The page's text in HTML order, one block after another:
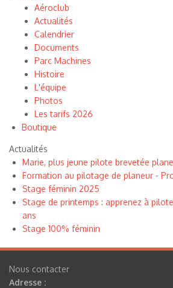
Aéroclub
Actualités
Calendrier
Documents
Parc Machines
Histoire
L'équipe
Photos
Les tarifs 2026
Boutique
Actualités
Marie, plus jeune pilote brevetée
Formation au pilotage de planeur -
Stage féminin 2025
Stage de printemps : apprenez à
ans
Stage 100% féminin
Nous contacter
Adresse :